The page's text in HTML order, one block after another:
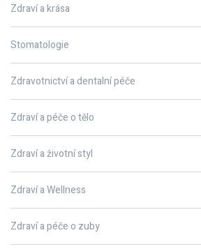
Zdraví a krása
Stomatologie
Zdravotnictví a dentalní péče
Zdraví a péče o tělo
Zdraví a životní styl
Zdraví a Wellness
Zdraví a péče o zuby